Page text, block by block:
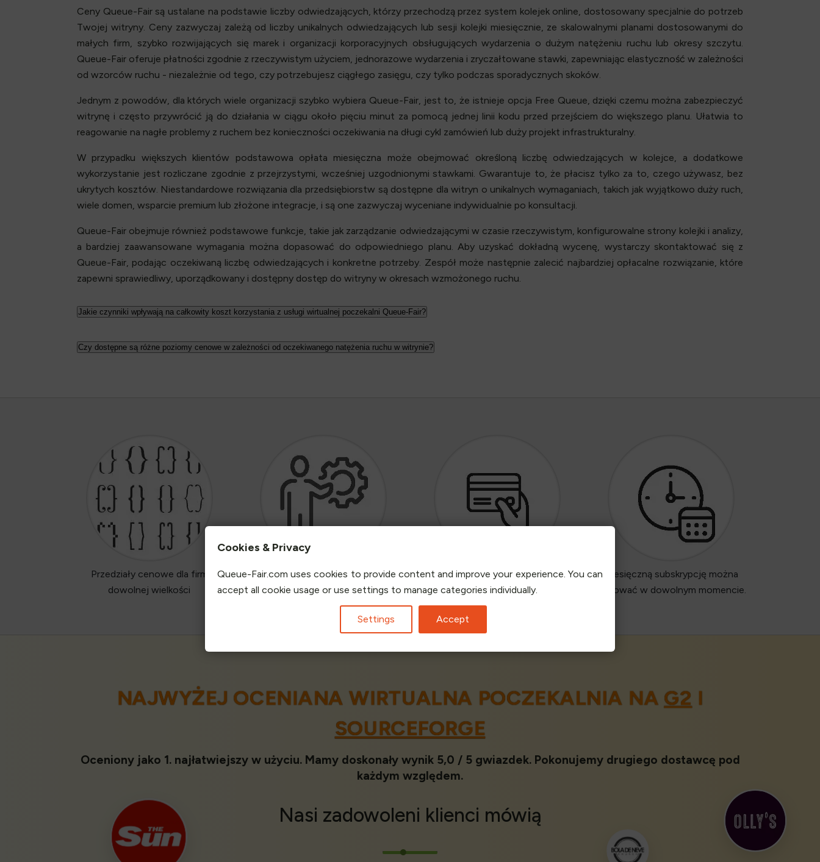
Ceny Queue-Fair są ustalane na podstawie liczby odwiedzających, którzy przechodzą przez system kolejek online, dostosowany specjalnie do potrzeb
Twojej witryny. Ceny zazwyczaj zależą od liczby unikalnych odwiedzających lub sesji kolejki miesięcznie, ze skalowalnymi planami dostosowanymi do
małych firm, szybko rozwijających się marek i organizacji korporacyjnych obsługujących wydarzenia o dużym natężeniu ruchu lub okresy szczytu.
Queue-Fair oferuje płatności zgodnie z rzeczywistym użyciem, jednorazowe wydarzenia i zryczałtowane stawki, zapewniając elastyczność w zależności
od wzorców ruchu - niezależnie od tego, czy potrzebujesz ciągłego zasięgu, czy tylko podczas sporadycznych skoków.
Jednym z powodów, dla których wiele organizacji szybko wybiera Queue-Fair, jest to, że istnieje opcja Free Queue, dzięki czemu można zabezpieczyć
witrynę i często przywrócić ją do działania w ciągu około pięciu minut za pomocą jednej linii kodu przed przejściem do większego planu. Ułatwia to
reagowanie na nagłe problemy z ruchem bez konieczności oczekiwania na długi cykl zamówień lub duży projekt infrastrukturalny.
W przypadku większych klientów podstawowa opłata miesięczna może obejmować określoną liczbę odwiedzających w kolejce, a dodatkowe
wykorzystanie jest rozliczane zgodnie z przejrzystymi, wcześniej uzgodnionymi stawkami. Gwarantuje to, że płacisz tylko za to, czego używasz, bez
ukrytych kosztów. Niestandardowe rozwiązania dla przedsiębiorstw są dostępne dla witryn o unikalnych wymaganiach, takich jak wyjątkowo duży ruch,
wiele domen, wsparcie premium lub złożone integracje, i są one zazwyczaj wyceniane indywidualnie po konsultacji.
Queue-Fair obejmuje również podstawowe funkcje, takie jak zarządzanie odwiedzającymi w czasie rzeczywistym, konfigurowalne strony kolejki i analizy,
a bardziej zaawansowane wymagania można dopasować do odpowiedniego planu. Aby uzyskać dokładną wycenę, wystarczy skontaktować się z
Queue-Fair, podając oczekiwaną liczbę odwiedzających i konkretne potrzeby. Zespół może następnie zalecić najbardziej opłacalne rozwiązanie, które
zapewni sprawiedliwy, uporządkowany i dostępny dostęp do witryny w okresach wzmożonego ruchu.
Jakie czynniki wpływają na całkowity koszt korzystania z usługi wirtualnej poczekalni Queue-Fair?
Czy dostępne są różne poziomy cenowe w zależności od oczekiwanego natężenia ruchu w witrynie?
Przedziały cenowe dla firm
dowolnej wielkości
Przejrzysty cennik bez ukrytych
opłat za konfigurację i instalację
Zapłać za pomocą PayPal, przelewu
bankowego lub karty kredytowej
Miesięczną subskrypcję można
anulować w dowolnym momencie.
NAJWYŻEJ OCENIANA WIRTUALNA POCZEKALNIA NA G2I
SOURCEFORGE
Oceniony jako 1. najłatwiejszy w użyciu. Mamy doskonały wynik 5,0 / 5 gwiazdek. Pokonujemy drugiego dostawcę pod
każdym względem.
Nasi zadowoleni klienci mówią
Cookies & Privacy
Queue-Fair.com uses cookies to provide content and improve your experience. You can
accept all cookie usage or use settings to manage categories individually.
Settings Accept